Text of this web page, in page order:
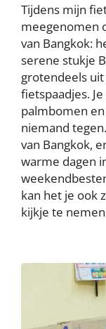
Tijdens mijn
meegenomen
van Bangkok:
serene stukje
grotendeels
fietspaadjes.
palmbomen
niemand
van Bangkok,
warme dagen
kan het je ook
kijkje te